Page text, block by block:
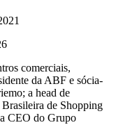
comerciais,
da ABF e sócia-
a head de
de Shopping
CEO do Grupo